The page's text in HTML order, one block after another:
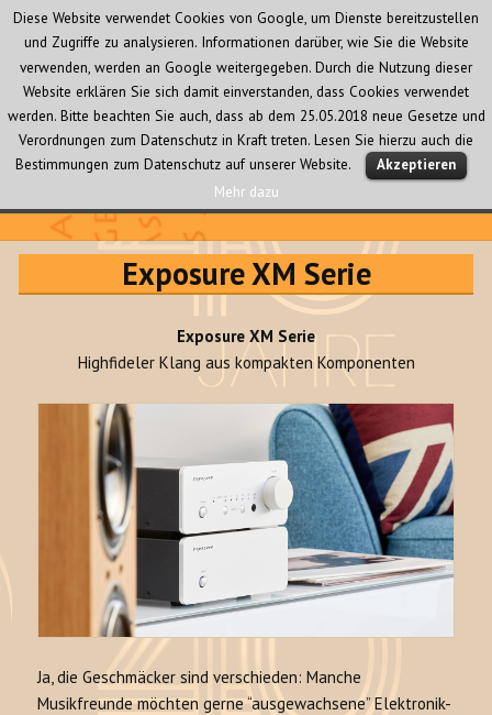
Audio Creativ
MENÜ
UND
Exposure XM Serie
Exposure XM Serie
Highfideler Klang aus kompakten Komponenten
Ja, die Geschmäcker sind verschieden: Manche
Musikfreunde möchten gerne “ausgewachsene” Elektronik-
Diese Website verwendet Cookies von Google, um Dienste bereitzustellen
und Zugriffe zu analysieren. Informationen darüber, wie Sie die Website
verwenden, werden an Google weitergegeben. Durch die Nutzung dieser
Website erklären Sie sich damit einverstanden, dass Cookies verwendet
werden. Bitte beachten Sie auch, dass ab dem 25.05.2018 neue Gesetze und
Verordnungen zum Datenschutz in Kraft treten. Lesen Sie hierzu auch die
Bestimmungen zum Datenschutz auf unserer Website.
Akzeptieren
Mehr dazu